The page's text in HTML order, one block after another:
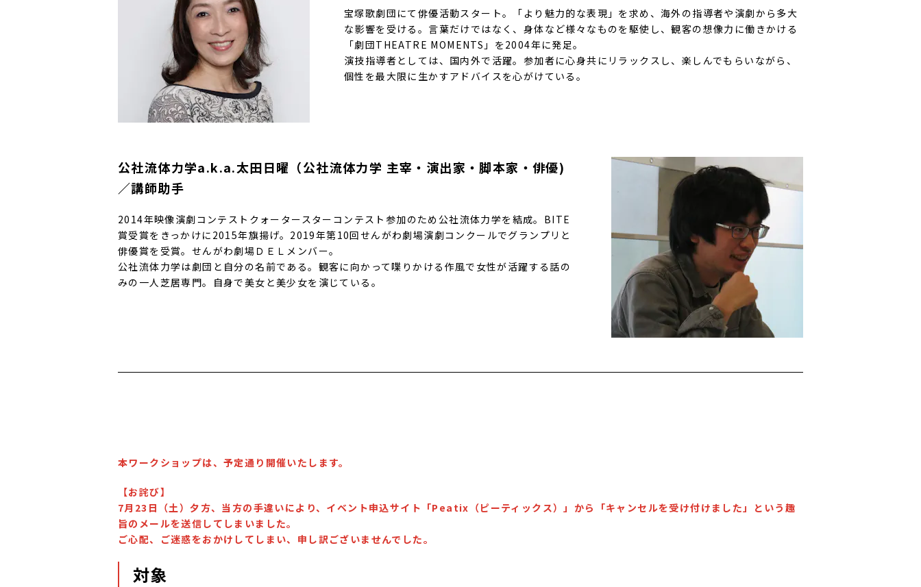
宝塚歌劇団にて俳優活動スタート。「より魅力的な表現」を求め、海外の指導者や演劇から多大
な影響を受ける。言葉だけではなく、身体など様々なものを駆使し、観客の想像力に働きかける
「劇団THEATRE MOMENTS」を2004年に発足。
演技指導者としては、国内外で活躍。参加者に心身共にリラックスし、楽しんでもらいながら、
個性を最大限に生かすアドバイスを心がけている。
公社流体力学a.k.a.太田日曜（公社流体力学 主宰・演出家・脚本家・俳優)
／講師助手
2014年映像演劇コンテストクォータースターコンテスト参加のため公社流体力学を結成。BITE
賞受賞をきっかけに2015年旗揚げ。2019年第10回せんがわ劇場演劇コンクールでグランプリと
俳優賞を受賞。せんがわ劇場ＤＥＬメンバー。
公社流体力学は劇団と自分の名前である。観客に向かって喋りかける作風で女性が活躍する話の
みの一人芝居専門。自身で美女と美少女を演じている。
本ワークショップは、予定通り開催いたします。
【お詫び】
7月23日（土）夕方、当方の手違いにより、イベント申込サイト「Peatix（ピーティックス）」から「キャンセルを受け付けました」という趣
旨のメールを送信してしまいました。
ご心配、ご迷惑をおかけしてしまい、申し訳ございませんでした。
対象